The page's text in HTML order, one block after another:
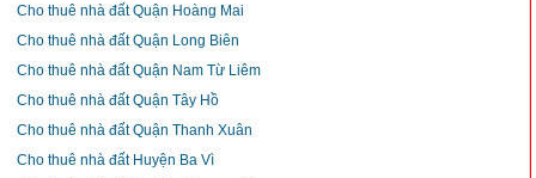
Cho thuê nhà đất Quận Hoàng Mai
Cho thuê nhà đất Quận Long Biên
Cho thuê nhà đất Quận Nam Từ Liêm
Cho thuê nhà đất Quận Tây Hồ
Cho thuê nhà đất Quận Thanh Xuân
Cho thuê nhà đất Huyện Ba Vì